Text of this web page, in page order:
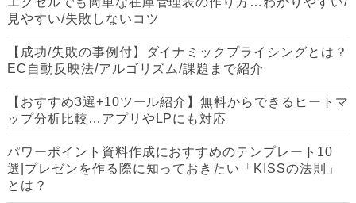
見やすい/失敗しないコツ
【成功/失敗の事例付】ダイナミックプライシングとは？
EC自動反映法/アルゴリズム/課題まで紹介
【おすすめ3選+10ツール紹介】無料からできるヒートマ
ップ分析比較…アプリやLPにも対応
パワーポイント資料作成におすすめのテンプレート10
選|プレゼンを作る際に知っておきたい「KISSの法則」
とは？